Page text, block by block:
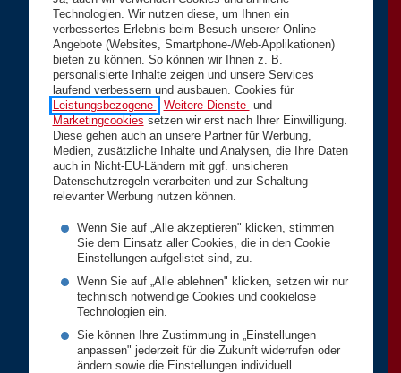
Technologien. Wir nutzen diese, um Ihnen ein
verbessertes Erlebnis beim Besuch unserer Online-
Angebote (Websites, Smartphone-/Web-Applikationen)
bieten zu können. So können wir Ihnen z. B.
personalisierte Inhalte zeigen und unsere Services
laufend verbessern und ausbauen. Cookies für
Leistungsbezogene-, Weitere-Dienste-und
Marketingcookies setzen wir erst nach Ihrer Einwilligung.
Diese gehen auch an unsere Partner für Werbung,
Medien, zusätzliche Inhalte und Analysen, die Ihre Daten
auch in Nicht-EU-Ländern mit ggf. unsicheren
Datenschutzregeln verarbeiten und zur Schaltung
relevanter Werbung nutzen können.
Wenn Sie auf „Alle akzeptieren" klicken, stimmen
Sie dem Einsatz aller Cookies, die in den Cookie
Einstellungen aufgelistet sind, zu.
Wenn Sie auf „Alle ablehnen" klicken, setzen wir nur
technisch notwendige Cookies und cookielose
Technologien ein.
Sie können Ihre Zustimmung in „Einstellungen
anpassen" jederzeit für die Zukunft widerrufen oder
ändern sowie die Einstellungen individuell